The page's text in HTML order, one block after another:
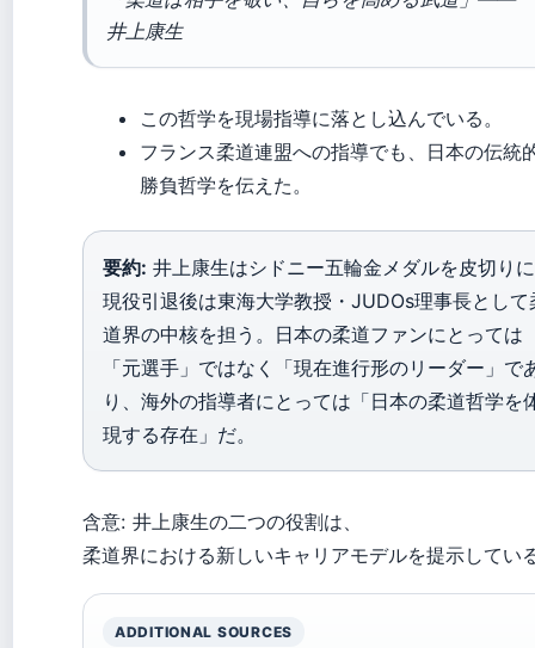
井上康生
この哲学を現場指導に落とし込んでいる。
フランス柔道連盟への指導でも、日本の伝統
勝負哲学を伝えた。
要約: 井上康生はシドニー五輪金メダルを皮切り
現役引退後は東海大学教授・JUDOs理事長として
道界の中核を担う。日本の柔道ファンにとっては
「元選手」ではなく「現在進行形のリーダー」で
り、海外の指導者にとっては「日本の柔道哲学を
現する存在」だ。
含意: 井上康生の二つの役割は、
柔道界における新しいキャリアモデルを提示してい
ADDITIONAL SOURCES